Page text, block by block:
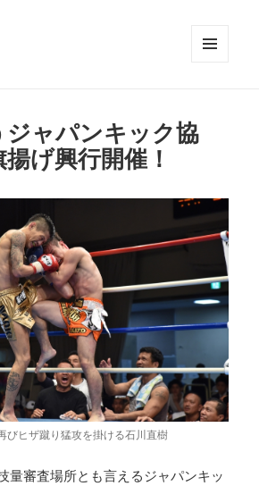
ジャパンキック協
げ興行開催！
びヒザ蹴り猛攻を掛ける石川直樹
量審査場所とも言えるジャパンキッ